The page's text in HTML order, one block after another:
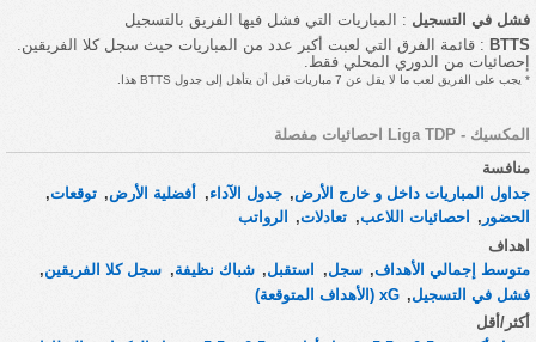
BTTS : قائمة الفرق التي لعبت أكبر عدد من المباريات حيث سجل كلا الفريقين.
إحصائيات من الدوري المحلي فقط.
* يجب على الفريق لعب ما لا يقل عن 7 مباريات قبل أن يتأهل إلى جدول BTTS هذا.
فشل في التسجيل : المباريات التي فشل فيها الفريق بالتسجيل
المكسيك - Liga TDP احصائيات مفصلة
منافسة
جداول المباريات داخل و خارج الأرض, جدول الآداء, أفضلية الأرض, توقعات,
الحضور , احصائيات اللاعب, تعادلات,
الرواتب
اهداف
متوسط إجمالي الأهداف, سجل, استقبل, شباك نظيفة, سجل كلا الفريقين,
فشل في التسجيل, xG (الأهداف المتوقعة)
أكثر/أقل